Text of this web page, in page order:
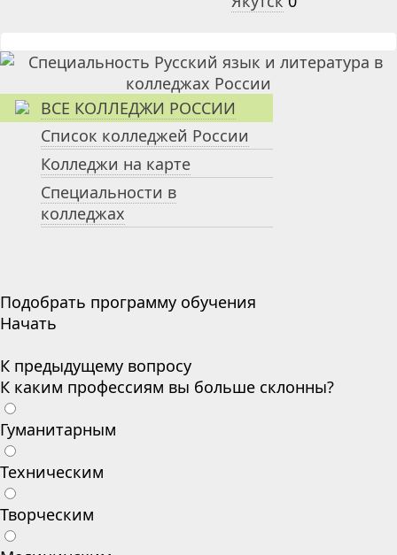
ВСЕ КОЛЛЕДЖИ РОССИИ
Список колледжей России
Колледжи на карте
Специальности в
колледжах
Подобрать программу обучения
Начать
К предыдущему вопросу
К каким профессиям вы больше склонны?
Гуманитарным
Техническим
Творческим